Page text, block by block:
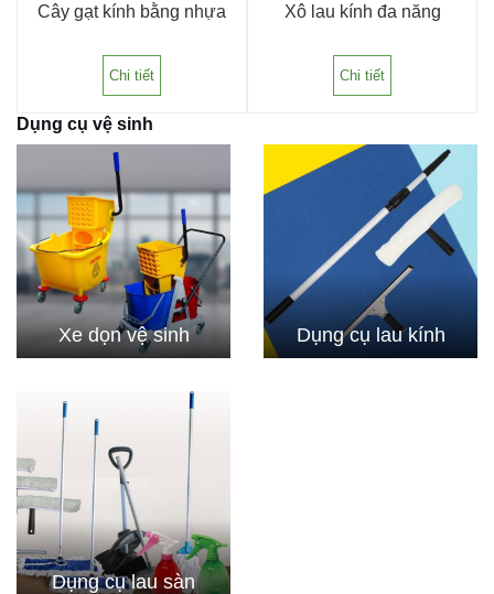
Cây gạt kính bằng nhựa
Chi tiết
Xô lau kính đa năng
Chi tiết
Dụng cụ vệ sinh
Xe dọn vệ sinh Dụng cụ lau kính
Dụng cụ lau sàn